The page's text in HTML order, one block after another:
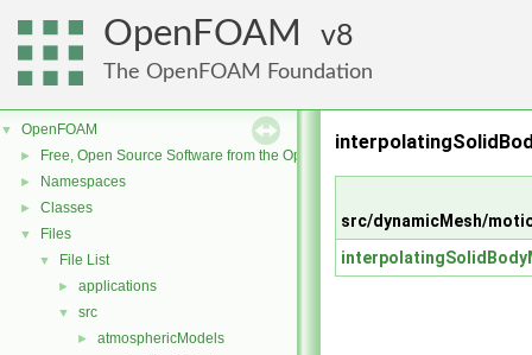
OpenFOAM 8
The OpenFOAM Foundation
▼ OpenFOAM
► Free, Open Source Software from the OpenFOAM Foundation
► Namespaces
► Classes
▼ Files
▼ File List
► applications
▼ src
► atmosphericModels
src/dynamicMesh/